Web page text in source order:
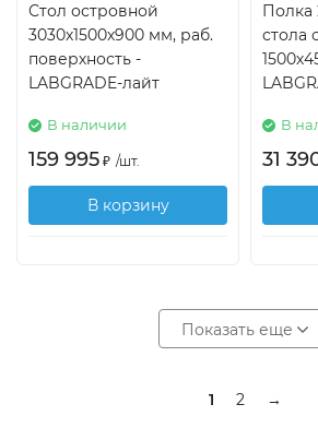
Стол островной
3030х1500х900 мм, раб.
поверхность -
LABGRADE-лайт
В наличии
159 995 ₽ /шт.
В корзину
Полка
стола
В
31
Показать еще
1 2 →